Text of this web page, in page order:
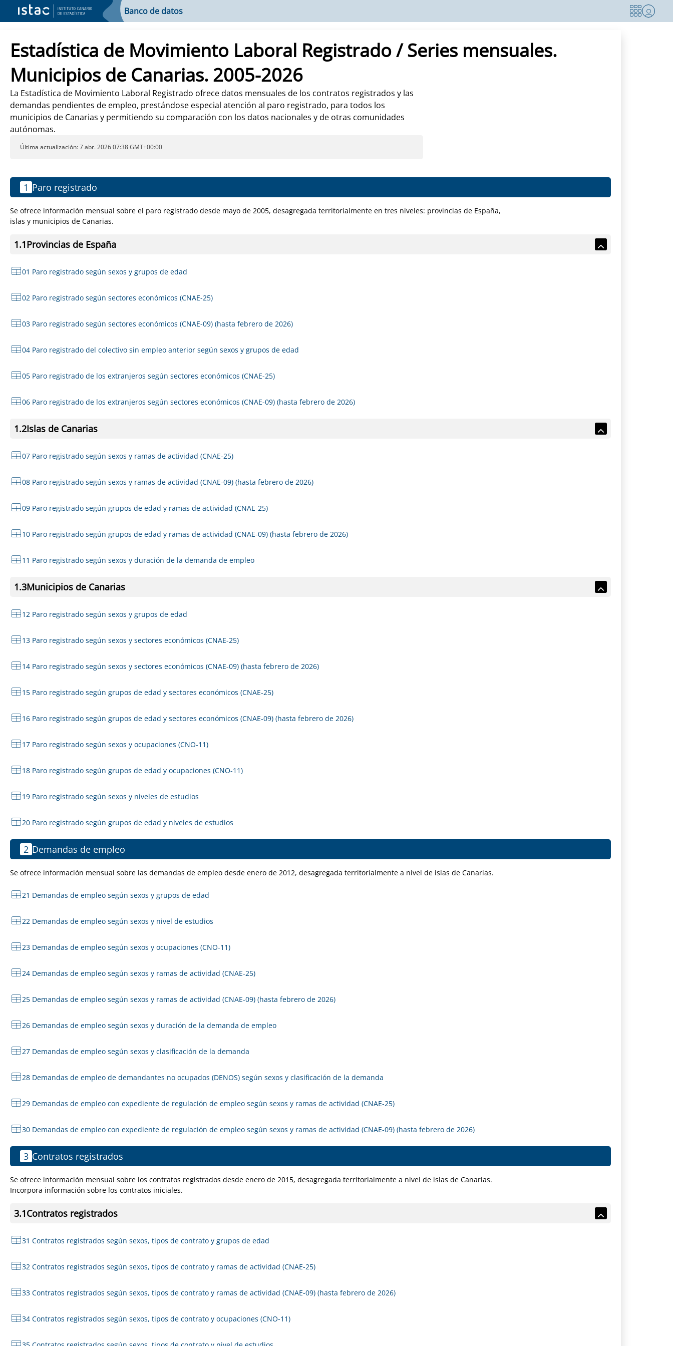
Banco de datos
Estadística de Movimiento Laboral Registrado / Series mensuales.
Municipios de Canarias. 2005-2026
La Estadística de Movimiento Laboral Registrado ofrece datos mensuales de los contratos registrados y las
demandas pendientes de empleo, prestándose especial atención al paro registrado, para todos los
municipios de Canarias y permitiendo su comparación con los datos nacionales y de otras comunidades
autónomas.
Última actualización: 7 abr. 2026 07:38 GMT+00:00
1 Paro registrado
Se ofrece información mensual sobre el paro registrado desde mayo de 2005, desagregada territorialmente en tres niveles: provincias de España,
islas y municipios de Canarias.
1.1Provincias de España
01 Paro registrado según sexos y grupos de edad
02 Paro registrado según sectores económicos (CNAE-25)
03 Paro registrado según sectores económicos (CNAE-09) (hasta febrero de 2026)
04 Paro registrado del colectivo sin empleo anterior según sexos y grupos de edad
05 Paro registrado de los extranjeros según sectores económicos (CNAE-25)
06 Paro registrado de los extranjeros según sectores económicos (CNAE-09) (hasta febrero de 2026)
1.2Islas de Canarias
07 Paro registrado según sexos y ramas de actividad (CNAE-25)
08 Paro registrado según sexos y ramas de actividad (CNAE-09) (hasta febrero de 2026)
09 Paro registrado según grupos de edad y ramas de actividad (CNAE-25)
10 Paro registrado según grupos de edad y ramas de actividad (CNAE-09) (hasta febrero de 2026)
11 Paro registrado según sexos y duración de la demanda de empleo
1.3Municipios de Canarias
12 Paro registrado según sexos y grupos de edad
13 Paro registrado según sexos y sectores económicos (CNAE-25)
14 Paro registrado según sexos y sectores económicos (CNAE-09) (hasta febrero de 2026)
15 Paro registrado según grupos de edad y sectores económicos (CNAE-25)
16 Paro registrado según grupos de edad y sectores económicos (CNAE-09) (hasta febrero de 2026)
17 Paro registrado según sexos y ocupaciones (CNO-11)
18 Paro registrado según grupos de edad y ocupaciones (CNO-11)
19 Paro registrado según sexos y niveles de estudios
20 Paro registrado según grupos de edad y niveles de estudios
2 Demandas de empleo
Se ofrece información mensual sobre las demandas de empleo desde enero de 2012, desagregada territorialmente a nivel de islas de Canarias.
21 Demandas de empleo según sexos y grupos de edad
22 Demandas de empleo según sexos y nivel de estudios
23 Demandas de empleo según sexos y ocupaciones (CNO-11)
24 Demandas de empleo según sexos y ramas de actividad (CNAE-25)
25 Demandas de empleo según sexos y ramas de actividad (CNAE-09) (hasta febrero de 2026)
26 Demandas de empleo según sexos y duración de la demanda de empleo
27 Demandas de empleo según sexos y clasificación de la demanda
28 Demandas de empleo de demandantes no ocupados (DENOS) según sexos y clasificación de la demanda
29 Demandas de empleo con expediente de regulación de empleo según sexos y ramas de actividad (CNAE-25)
30 Demandas de empleo con expediente de regulación de empleo según sexos y ramas de actividad (CNAE-09) (hasta febrero de 2026)
3 Contratos registrados
Se ofrece información mensual sobre los contratos registrados desde enero de 2015, desagregada territorialmente a nivel de islas de Canarias.
Incorpora información sobre los contratos iniciales.
3.1Contratos registrados
31 Contratos registrados según sexos, tipos de contrato y grupos de edad
32 Contratos registrados según sexos, tipos de contrato y ramas de actividad (CNAE-25)
33 Contratos registrados según sexos, tipos de contrato y ramas de actividad (CNAE-09) (hasta febrero de 2026)
34 Contratos registrados según sexos, tipos de contrato y ocupaciones (CNO-11)